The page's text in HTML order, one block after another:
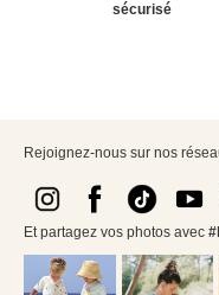
sécurisé
Rejoignez-nous sur nos
Et partagez vos photos avec